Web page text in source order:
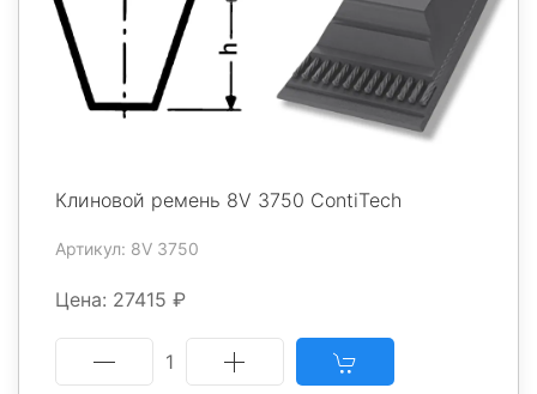
Клиновой ремень 8V 3750 ContiTech
Артикул: 8V 3750
Цена: 27415 ₽
1